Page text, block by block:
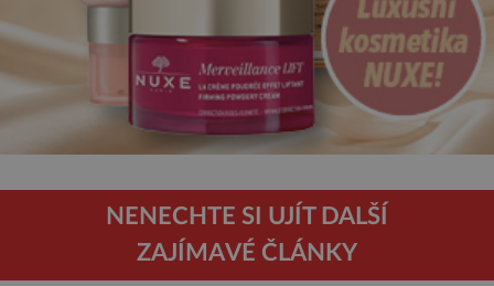
NENECHTE SI UJÍT DALŠÍ
ZAJÍMAVÉ ČLÁNKY